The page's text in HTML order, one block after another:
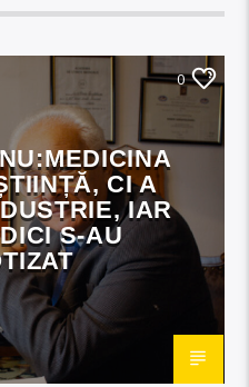
0
CI A
IAR
S-AU